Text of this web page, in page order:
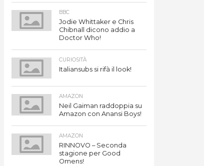
BBC
Jodie Whittaker e Chris
Chibnall dicono addio a
Doctor Who!
CURIOSITÀ
Italiansubs si rifà il look!
AMAZON
Neil Gaiman raddoppia su
Amazon con Anansi Boys!
AMAZON
RINNOVO – Seconda
stagione per Good
Omens!